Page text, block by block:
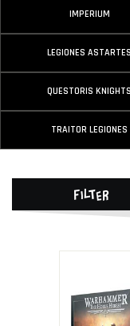
IMPERIUM
LEGIONES ASTARTES
QUESTORIS KNIGHTS
TRAITOR LEGIONES
Filter